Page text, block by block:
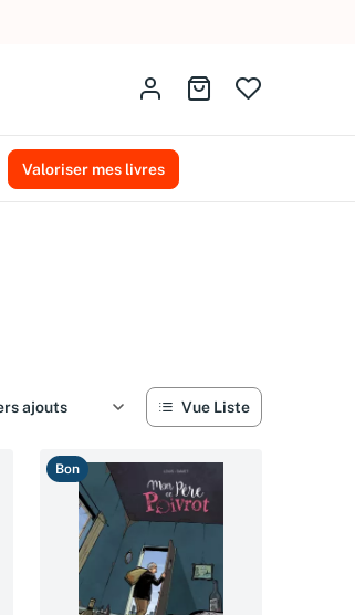
Identifiez-vousAller au panier
Valoriser mes livres
Vue Liste
Bon